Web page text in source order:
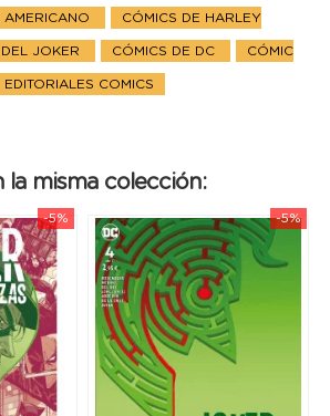
AMERICANO CÓMICS DE HARLEY
JOKER CÓMICS DE DC CÓMIC
EDITORIALES COMICS
la misma colección:
-5% -5%